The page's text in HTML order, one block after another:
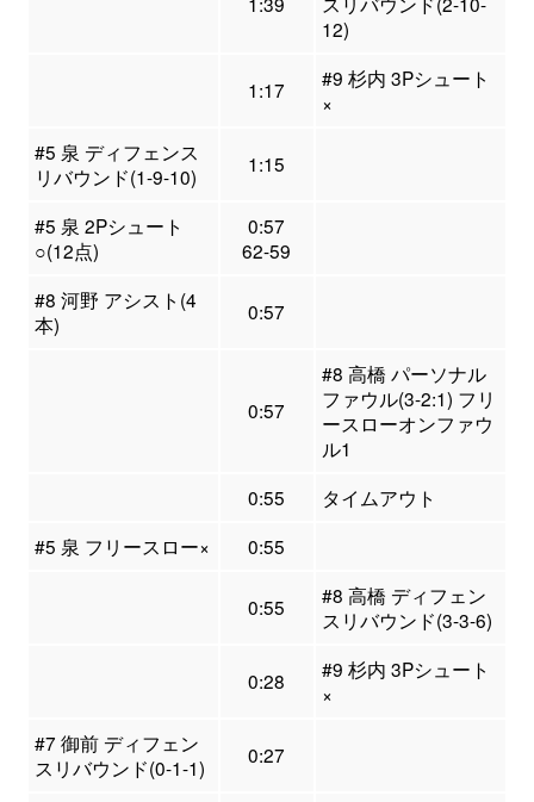
12)
1:17
#9 杉内 3Pシュート
×
#5 泉 ディフェンス
リバウンド(1-9-10)
1:15
#5 泉 2Pシュート
○(12点)
0:57
62-59
#8 河野 アシスト(4
本)
0:57
0:57
#8 高橋 パーソナル
ファウル(3-2:1) フリ
ースローオンファウ
ル1
0:55
タイムアウト
#5 泉 フリースロー×
0:55
0:55
#8 高橋 ディフェン
スリバウンド(3-3-6)
0:28
#9 杉内 3Pシュート
×
#7 御前 ディフェン
スリバウンド(0-1-1)
0:27